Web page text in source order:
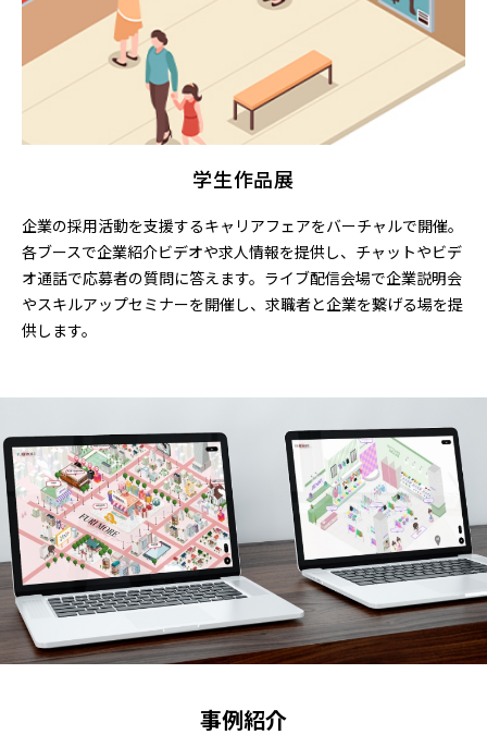
学生作品展
企業の採用活動を支援するキャリアフェアをバーチャルで開催。
各ブースで企業紹介ビデオや求人情報を提供し、チャットやビデ
オ通話で応募者の質問に答えます。ライブ配信会場で企業説明会
やスキルアップセミナーを開催し、求職者と企業を繋げる場を提
供します。
事例紹介